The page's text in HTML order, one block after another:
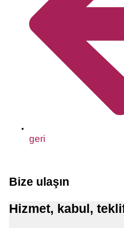
geri
Bize ulaşın
Hizmet, kabul,